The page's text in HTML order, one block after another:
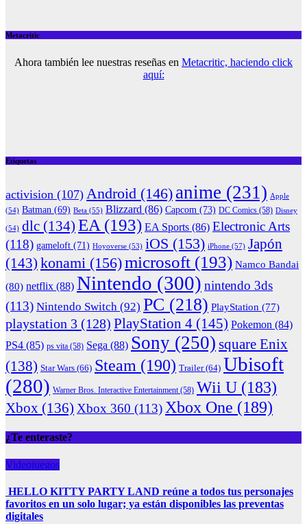
Metacritic
Ahora también lee nuestras reseñas en Metacritic, haciendo click
aquí:
Etiquetas
activision (107) Android (146) anime (231) Apple
(54) Batman (69) Beta (55) Blizzard (86) Capcom (73) DC Comics (58) Disney
(54) dlc (134) EA (193) EA Sports (86) Electronic Arts
(118) gameloft (71) Hoyoverse (53) iOS (153) iPhone (57) Japón
(143) konami (156)microsoft (193) Namco Bandai
(80) netflix (88) Nintendo (300) nintendo 3ds
(113) Nintendo Switch (92) PC (218) PlayStation (77)
playstation 3 (128) PlayStation 4 (145) Pokemon (84)
PS4 (85) ps vita (58) Sega (88) Sony (250) square Enix
(138) Star Wars (66) Steam (190) Trailer(64) Ubisoft
(280) Warner Bros. Interactive Entertainment(58) Wii U (183)
Xbox (136) Xbox 360 (113) Xbox One (189)
¿Te enteraste?
Videojuegos
HELLO KITTY PARTY LAND reúne a todos tus personajes
favoritos en un solo lugar; ya están disponibles las preventas
digitales